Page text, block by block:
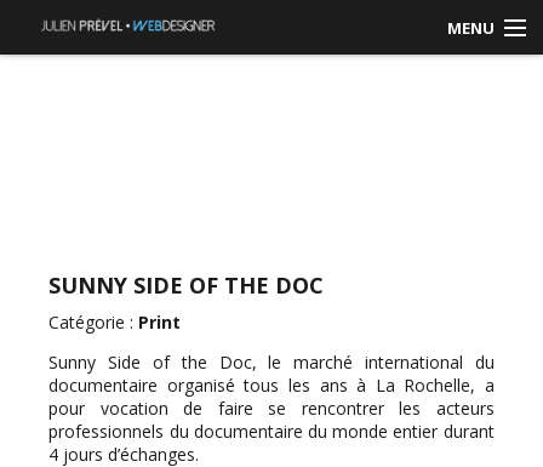
MENU
SUNNY SIDE OF THE DOC
Catégorie : Print
Sunny Side of the Doc, le marché international du
documentaire organisé tous les ans à La Rochelle, a
pour vocation de faire se rencontrer les acteurs
professionnels du documentaire du monde entier durant
4 jours d’échanges.